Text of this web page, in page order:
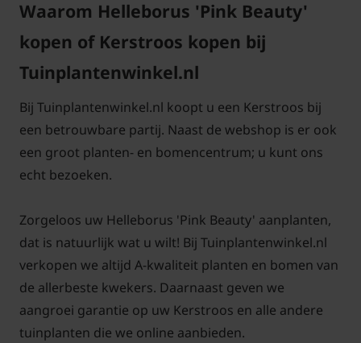
Kan een Helleborus 'Pink Beauty' ook
binnen?
Helleborus 'Pink Beauty' is een echte tuinplant, dus
binnen zal deze het heel vlug laten zien dat de plant
het niet prettig vind om binnen te staan.
Wat te doen met Helleborus 'Pink
Beauty' in de zomer?
Deze vaste plant laat u in de zomer met rust. We
knippen het lelijk geworden blad af en verder laten
we de plant lekker staan. In de loop van de zomer
gaat de plant weer nieuwe bladeren en nieuwe
bloemknoppen aanmaken voor de komende winter.
Het blad is donkergroen van kleur.
Waarom Helleborus 'Pink Beauty'
kopen of Kerstroos kopen bij
Tuinplantenwinkel.nl
Bij Tuinplantenwinkel.nl koopt u een Kerstroos bij
een betrouwbare partij. Naast de webshop is er ook
een groot planten- en bomencentrum; u kunt ons
echt bezoeken.
Zorgeloos uw Helleborus 'Pink Beauty' aanplanten,
dat is natuurlijk wat u wilt! Bij Tuinplantenwinkel.nl
verkopen we altijd A-kwaliteit planten en bomen van
de allerbeste kwekers. Daarnaast geven we
aangroei garantie op uw Kerstroos en alle andere
tuinplanten die we online aanbieden.